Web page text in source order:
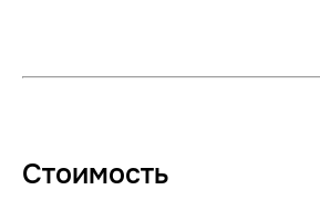
Стоимость